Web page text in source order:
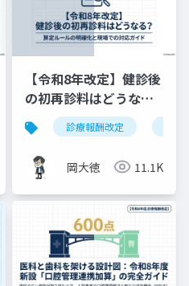
連携強化診療情報提供料 令和8年度
【令和8年改定】健診後
の初再診料はどうな
る？算定ルールの明確
化と現場での対応ガイ
ド
診療報酬改定
岡大徳 11.1K